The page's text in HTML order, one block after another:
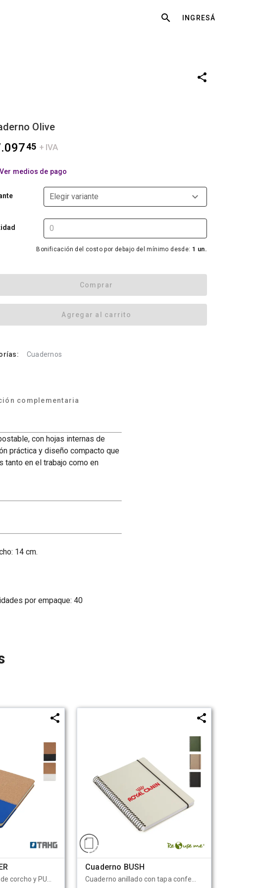
Buscar
INGRESÁ
Olive
45 + IVA
Ver medios de pago
Elegir variante
Bonificación del costo por debajo del mínimo desde: 1 un.
Comprar
Agregar al carrito
Cuadernos
complementaria
con hojas internas de
práctica y diseño compacto que
tanto en el trabajo como en
14 cm.
por empaque: 40
Cuaderno BUSH